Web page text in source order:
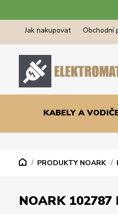
Jak nakupovat Obchodní
KABELY A
PRODUKTY NOARK
NOARK 102787